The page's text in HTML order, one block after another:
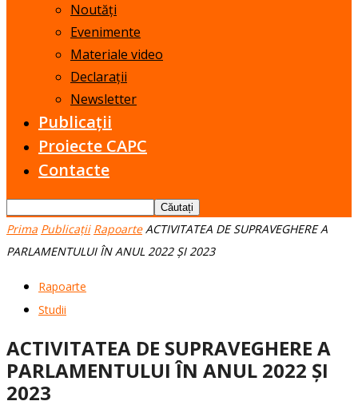
Noutăți
Evenimente
Materiale video
Declarații
Newsletter
Publicații
Proiecte CAPC
Contacte
Prima Publicații Rapoarte ACTIVITATEA DE SUPRAVEGHERE A
PARLAMENTULUI ÎN ANUL 2022 ȘI 2023
Rapoarte
Studii
ACTIVITATEA DE SUPRAVEGHERE A
PARLAMENTULUI ÎN ANUL 2022 ȘI
2023